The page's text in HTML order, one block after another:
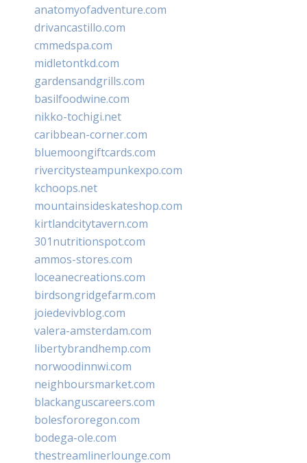
anatomyofadventure.com
drivancastillo.com
cmmedspa.com
midletontkd.com
gardensandgrills.com
basilfoodwine.com
nikko-tochigi.net
caribbean-corner.com
bluemoongiftcards.com
rivercitysteampunkexpo.com
kchoops.net
mountainsideskateshop.com
kirtlandcitytavern.com
301nutritionspot.com
ammos-stores.com
loceanecreations.com
birdsongridgefarm.com
joiedevivblog.com
valera-amsterdam.com
libertybrandhemp.com
norwoodinnwi.com
neighboursmarket.com
blackanguscareers.com
bolesfororegon.com
bodega-ole.com
thestreamlinerlounge.com